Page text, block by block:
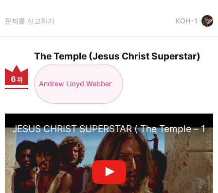
KOH-1
문제를 신고하기
The Temple (Jesus Christ Superstar)
Andrew Lloyd Webber
6위
JESUS CHRIST SUPERSTAR ( The Temple –